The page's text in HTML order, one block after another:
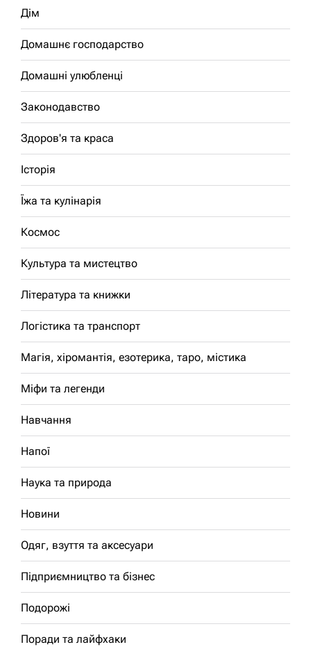
Дім
Домашнє господарство
Домашні улюбленці
Законодавство
Здоров'я та краса
Історія
Їжа та кулінарія
Космос
Культура та мистецтво
Література та книжки
Логістика та транспорт
Магія, хіромантія, езотерика, таро, містика
Міфи та легенди
Навчання
Напої
Наука та природа
Новини
Одяг, взуття та аксесуари
Підприємництво та бізнес
Подорожі
Поради та лайфхаки